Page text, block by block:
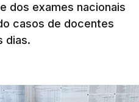
dos exames nacionais
casos de docentes
dias.